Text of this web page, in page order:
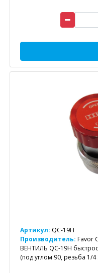
Артикул: QC-19H
Производитель: Favor
ВЕНТИЛЬ QC-19H
(под углом 90, резьба 1/